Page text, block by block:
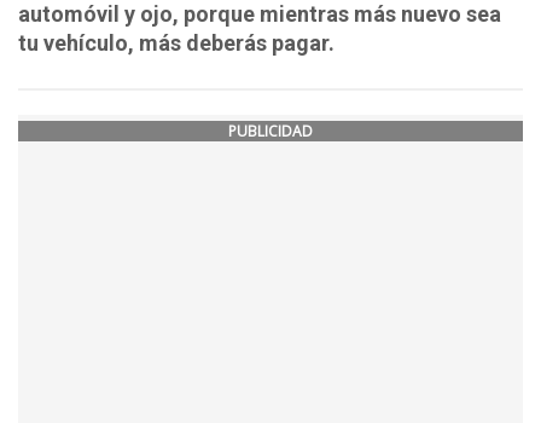
automóvil y ojo, porque mientras más nuevo sea
tu vehículo, más deberás pagar.
PUBLICIDAD